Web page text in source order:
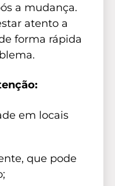
a mudança.
atento a
forma rápida
em locais
que pode